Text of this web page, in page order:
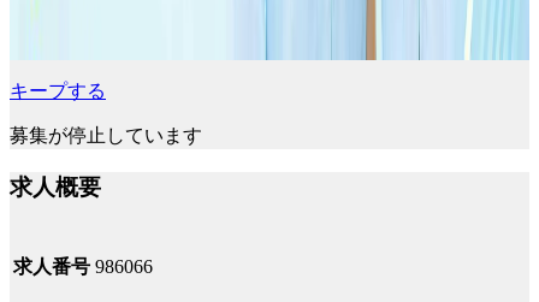
キープする
募集が停止しています
求人概要
求人番号 986066